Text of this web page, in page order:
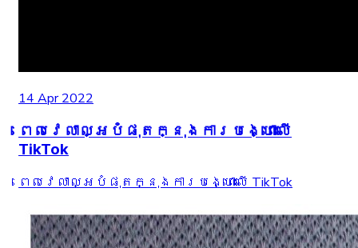
14 Apr 2022
ពេលវេលាល្អបំផុតក្នុងការបង្ហោះលើ
TikTok
ពេលវេលាល្អបំផុតក្នុងការបង្ហោះលើ TikTok